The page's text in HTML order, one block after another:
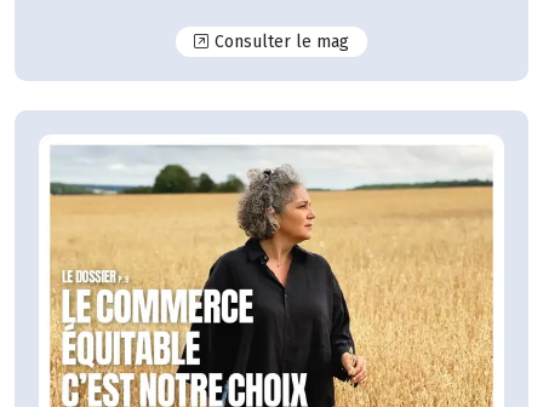
Consulter le magN°124